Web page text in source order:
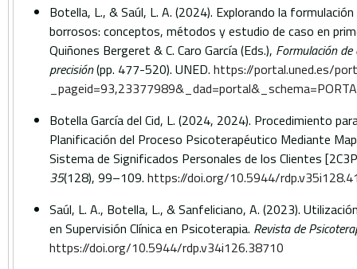
Botella, L., & Saúl, L. A. (2024). Explorando la
borrosos: conceptos, métodos y estudio de caso en
Quiñones Bergeret & C. Caro García (Eds.), Formulación
precisión(pp. 477-520). UNED. https://portal.uned.es/
Botella García del Cid, L. (2024, 2024). Procedimiento
Planificación del Proceso Psicoterapéutico Mediante
Sistema de Significados Personales de los Clientes
35(128), 99–109. https://doi.org/10.5944/
Saúl, L. A., Botella, L., & Sanfeliciano, A. (2023).
en Supervisión Clínica en Psicoterapia. Revista de
https://doi.org/10.5944/rdp.v34i126.38710